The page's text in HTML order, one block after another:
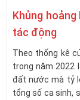
Khủng
tác động
Theo thống kê
trong năm 2022
đất nước mà tỷ
tổng số ca sinh,